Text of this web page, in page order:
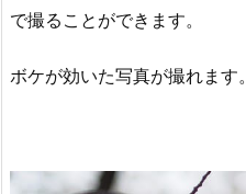
で撮ることができます。
ボケが効いた写真が撮れます。